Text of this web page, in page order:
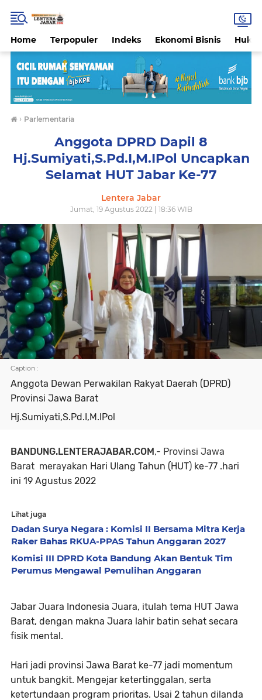
Home Terpopuler Indeks Ekonomi Bisnis
› Parlementaria
Anggota DPRD Dapil 8
Hj.Sumiyati,S.Pd.I,M.IPol Uncapkan
Selamat HUT Jabar Ke-77
Lentera Jabar
Jumat, 19 Agustus 2022 | 18:36 WIB
Caption :
Anggota Dewan Perwakilan Rakyat Daerah (DPRD)
Provinsi Jawa Barat
Hj.Sumiyati,S.Pd.I,M.IPol
BANDUNG.LENTERAJABAR.COM,- Provinsi Jawa
Barat merayakan Hari Ulang Tahun (HUT) ke-77 .hari
ini 19 Agustus 2022
Lihat juga
Dadan Surya Negara : Komisi II Bersama Mitra Kerja
Raker Bahas RKUA-PPAS Tahun Anggaran 2027
Komisi III DPRD Kota Bandung Akan Bentuk Tim
Perumus Mengawal Pemulihan Anggaran
Jabar Juara Indonesia Juara, itulah tema HUT Jawa
Barat, dengan makna Juara lahir batin sehat secara
fisik mental.
Hari jadi provinsi Jawa Barat ke-77 jadi momentum
untuk bangkit. Mengejar ketertinggalan, serta
ketertundaan program prioritas. Usai 2 tahun dilanda